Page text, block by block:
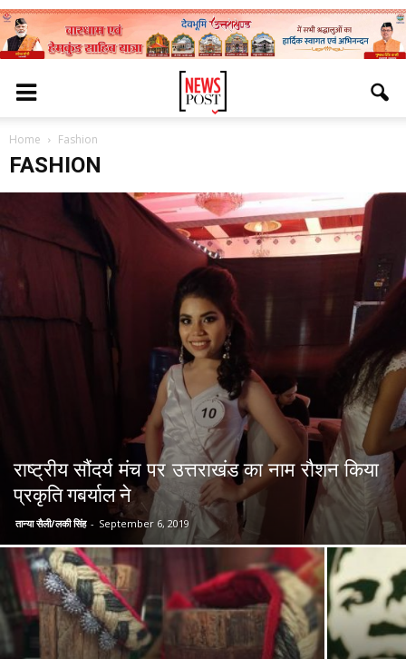
Home Fashion
FASHION
राष्ट्रीय सौंदर्य मंच पर उत्तराखंड का नाम रौशन किया
प्रकृति गबर्याल ने
तान्या सैली/लकी सिंह - September 6, 2019